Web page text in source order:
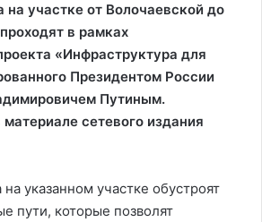
участке от Волочаевской до
в рамках
«Инфраструктура для
Президентом России
Путиным.
сетевого издания
указанном участке обустроят
пути, которые позволят